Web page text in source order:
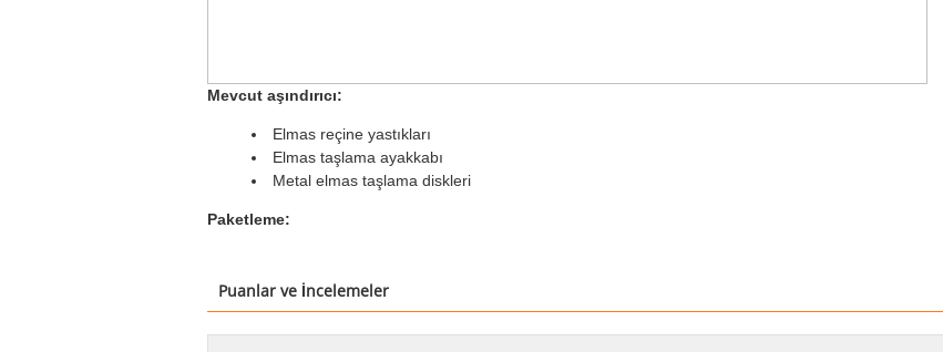
Mevcut aşındırıcı:
Elmas reçine yastıkları
Elmas taşlama ayakkabı
Metal elmas taşlama diskleri
Paketleme:
Puanlar ve İncelemeler